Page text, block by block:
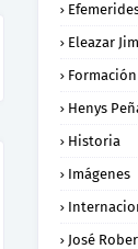
Eleazar
Formación
Henys
Historia
Imágenes
José